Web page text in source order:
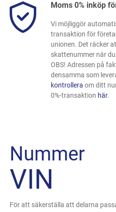
Moms 0% inköp
Vi möjliggör
transaktion för
unionen. Det räcker
skattenummer när
OBS! Adressen på
densamma som
kontrollera om ditt
0%-transaktion här.
Nummer
VIN
För att säkerställa att delarna